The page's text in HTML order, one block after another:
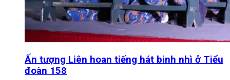
Ấn tượng Liên hoan tiếng hát binh nhì ở Tiểu
đoàn 158